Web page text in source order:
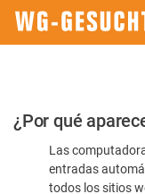
Por
favor,
confirme
¿Por qué
Las
entradas
todos los sitios